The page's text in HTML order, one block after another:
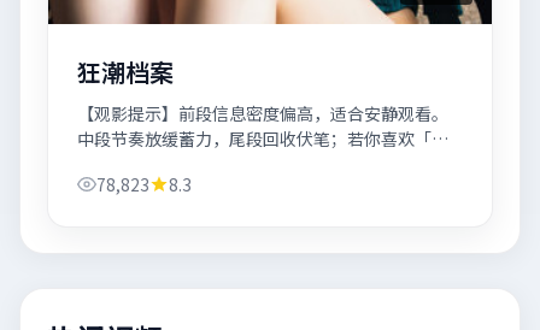
狂潮档案
【观影提示】前段信息密度偏高，适合安静观看。
中段节奏放缓蓄力，尾段回收伏笔；若你喜欢「犯
78,823
8.3